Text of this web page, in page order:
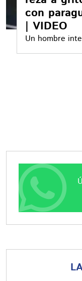
con
| VIDEO
Un hombre
presunta